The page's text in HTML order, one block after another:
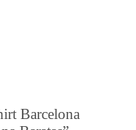
Barcelona